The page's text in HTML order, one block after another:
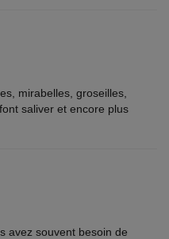
mirabelles, groseilles,
saliver et encore plus
avez souvent besoin de